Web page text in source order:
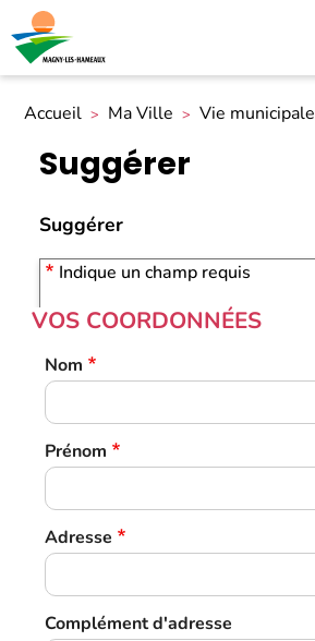
Accueil Ma Ville Vie municipale
Suggérer
Suggérer
Indique un champ requis
VOS COORDONNÉES
Nom
Prénom
Adresse
Complément d'adresse